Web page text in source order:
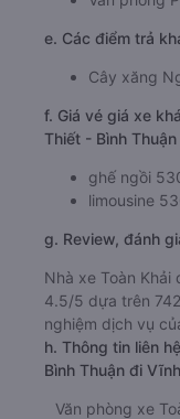
e. Các điểm trả
Cây xăng
f. Giá vé giá xe
Thiết - Bình Thuận
ghế ngồi
limousine
g. Review, đánh
Nhà xe Toàn
4.5/5 dựa trên
nghiệm dịch vụ
h. Thông tin liên
Bình Thuận đi
Văn phòng xe